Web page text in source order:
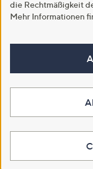
die Rechtmäßigkeit
Mehr Informationen